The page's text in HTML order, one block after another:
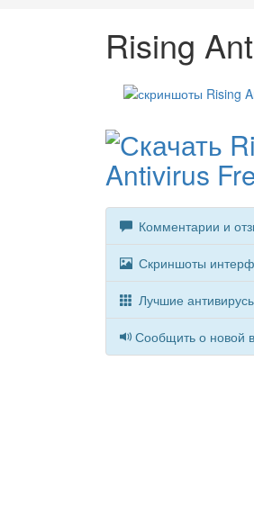
Rising
Комментарии и
Скриншоты
Лучшие
Сообщить о новой